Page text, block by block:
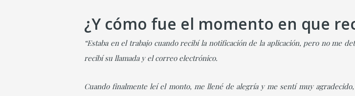
¿Y cómo fue el momento en que
“Estaba en el trabajo cuando recibí la notificación de la aplicación, pero no me
recibí su llamada y el correo electrónico.
Cuando finalmente leí el monto, me llené de alegría y me sentí muy